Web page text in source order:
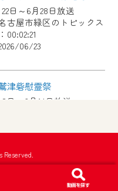
日～6月28日放送
古屋市緑区のトピックス
00:02:21
06/23
津砦慰霊祭
日～6月14日放送
古屋市緑区のトピックス
06/23
【緑区】中日ドラゴンズOB 春華しろつち保育園で野球教室
8日～6月14日放送
『CCNetマイ
必要となりま
を含むCCNetの
めのIDです。
メールアドレス